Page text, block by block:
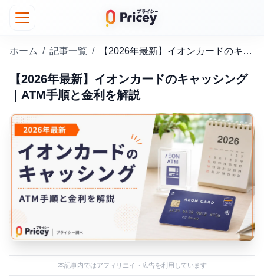
ホーム / 記事一覧 / 【2026年最新】イオンカードのキャッシング｜ATM手順と金利を解説
【2026年最新】イオンカードのキャッシング
｜ATM手順と金利を解説
本記事内ではアフィリエイト広告を利用しています